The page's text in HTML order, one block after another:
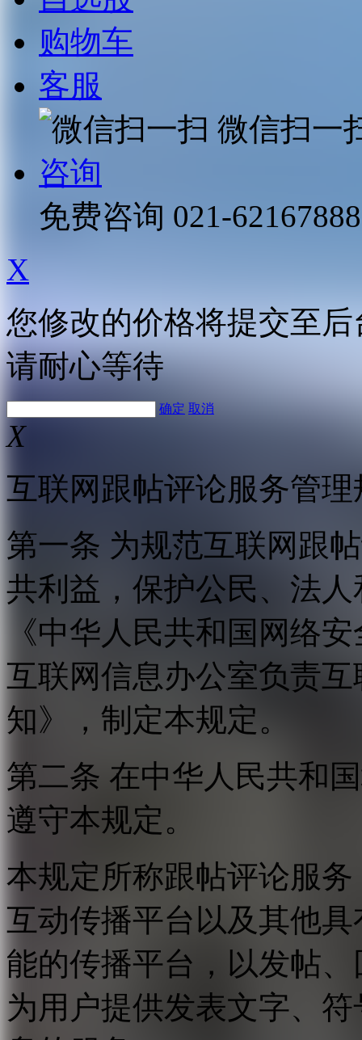
购物车
客服
微信扫一
咨询
免费咨询 021-62167888
X
您修改的价格将提交至
请耐心等待
确定 取消
X
互联网跟帖评论服务管理
第一条 为规范互联网跟
共利益，保护公民、法
《中华人民共和国网络
互联网信息办公室负责
知》，制定本规定。
第二条 在中华人民共和
遵守本规定。
本规定所称跟帖评论服
互动传播平台以及其他
能的传播平台，以发帖
为用户提供发表文字、